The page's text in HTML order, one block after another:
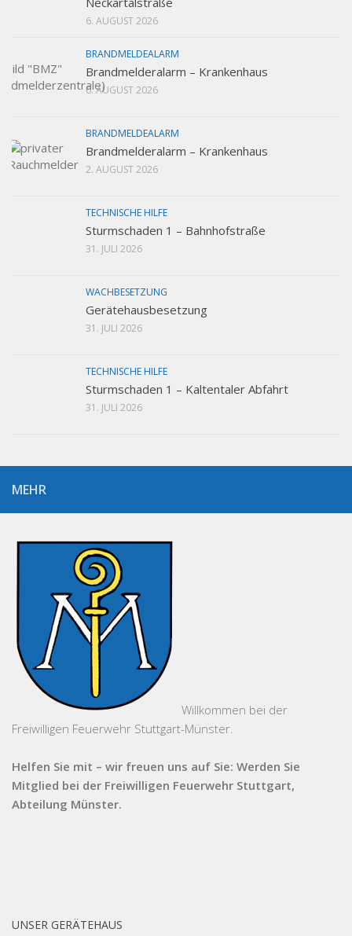
6. AUGUST 2026
BRANDMELDEALARM
Brandmelderalarm – Krankenhaus
6. AUGUST 2026
BRANDMELDEALARM
Brandmelderalarm – Krankenhaus
2. AUGUST 2026
TECHNISCHE HILFE
Sturmschaden 1 – Bahnhofstraße
31. JULI 2026
WACHBESETZUNG
Gerätehausbesetzung
31. JULI 2026
TECHNISCHE HILFE
Sturmschaden 1 – Kaltentaler Abfahrt
31. JULI 2026
MEHR
Willkommen bei der
Freiwilligen Feuerwehr Stuttgart-Münster.
Helfen Sie mit – wir freuen uns auf Sie: Werden Sie
Mitglied bei der Freiwilligen Feuerwehr Stuttgart,
Abteilung Münster.
UNSER GERÄTEHAUS